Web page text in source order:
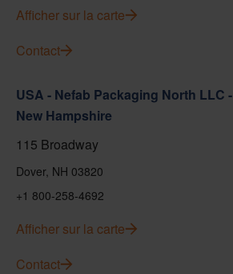
Afficher sur la carte
Contact
USA - Nefab Packaging North LLC -
New Hampshire
115 Broadway
Dover, NH 03820
+1 800-258-4692
Afficher sur la carte
Contact